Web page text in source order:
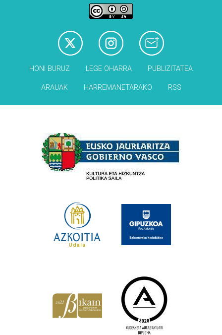
HONI BURUZ LEGE OHARRA PUBLIZITATEA
ARAUAK HARREMANETARAKO RSS